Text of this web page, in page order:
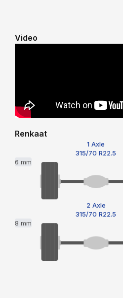
Video
Renkaat
1 Axle
315/70 R22.5
6 mm
2 Axle
315/70 R22.5
8 mm